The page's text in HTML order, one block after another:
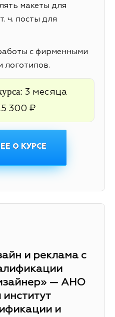
макеты для
ч. посты для
с фирменными
логотипов.
3 месяца
300 ₽
О КУРСЕ
и реклама с
— АНО
и